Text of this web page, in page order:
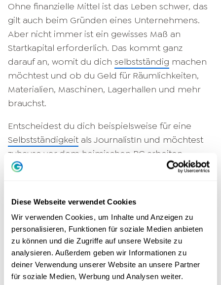
Diese Webseite verwendet Cookies
Wir verwenden Cookies, um Inhalte und Anzeigen zu
personalisieren, Funktionen für soziale Medien anbieten
zu können und die Zugriffe auf unsere Website zu
analysieren. Außerdem geben wir Informationen zu
deiner Verwendung unserer Website an unsere Partner
für soziale Medien, Werbung und Analysen weiter.
Ohne finanzielle Mittel ist das Leben schwer, das
gilt auch beim Gründen eines Unternehmens.
Aber nicht immer ist ein gewisses Maß an
Startkapital erforderlich. Das kommt ganz
darauf an, womit du dich selbstständig machen
möchtest und ob du Geld für Räumlichkeiten,
Materialien, Maschinen, Lagerhallen und mehr
brauchst.
Entscheidest du dich beispielsweise für eine
Selbstständigkeit als JournalistIn und möchtest
zuhause vor dem heimischen PC arbeiten,
benötigst du im Grunde erst einmal kein
zu schaffen, von dem du Miete, Möbel,
Produktion und mehr bezahlen kannst.
Der perfekte Standort